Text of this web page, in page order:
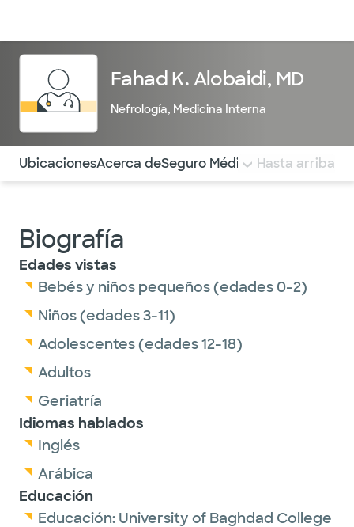
Fahad K. Alobaidi, MD
Nefrología, Medicina Interna
Utilice esta navegación para saltar rápidamente a
UbicacionesAcerca deSeguro Médico COMENTARIOS
Hasta arriba
Biografía
Edades vistas
Bebés y niños pequeños (edades 0-2)
Niños (edades 3-11)
Adolescentes (edades 12-18)
Adultos
Geriatría
Idiomas hablados
Inglés
Arábica
Educación
Educación: University of Baghdad College